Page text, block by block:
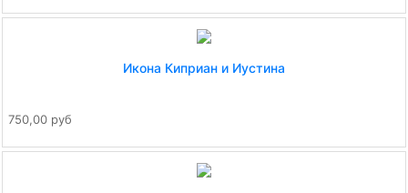
Икона Киприан и Иустина
750,00 руб